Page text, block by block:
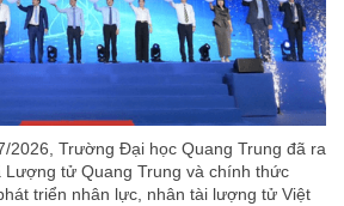
2026, Trường Đại học Quang Trung đã ra
Lượng tử Quang Trung và chính thức
triển nhân lực, nhân tài lượng tử Việt